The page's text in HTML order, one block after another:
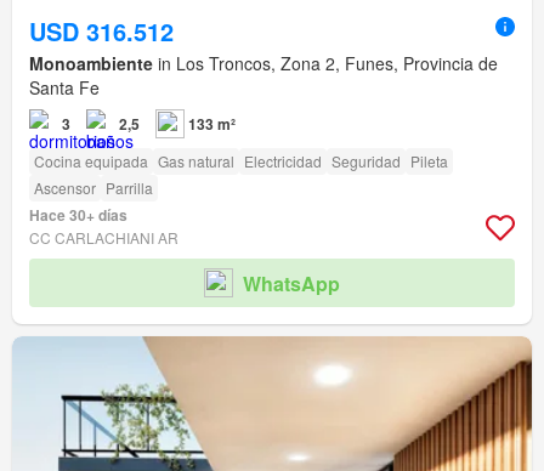
USD 316.512
Monoambiente in Los Troncos, Zona 2, Funes, Provincia de
Santa Fe
3 2,5 133 m²
Cocina equipada Gas natural Electricidad Seguridad Pileta
Ascensor Parrilla
Hace 30+ días
CC CARLACHIANI AR
WhatsApp